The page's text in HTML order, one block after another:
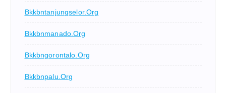
Bkkbntanjungselor.org
Bkkbnmanado.org
Bkkbngorontalo.org
Bkkbnpalu.org